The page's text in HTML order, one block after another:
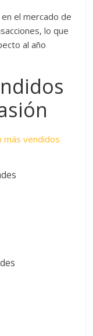
el mercado de
lo que
al año
más vendidos